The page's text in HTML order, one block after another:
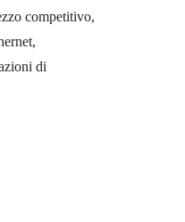
competitivo,
di